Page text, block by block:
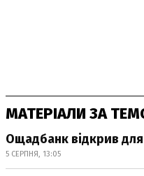
МАТЕРІАЛИ ЗА
Ощадбанк відкрив
5 СЕРПНЯ, 13:05